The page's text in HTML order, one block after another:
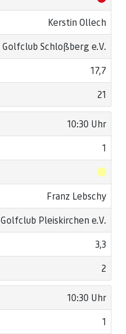
Kerstin Ollech
Golfclub Schloßberg e.V.
17,7
21
10:30 Uhr
1
Franz Lebschy
Golfclub Pleiskirchen e.V.
3,3
2
10:30 Uhr
1